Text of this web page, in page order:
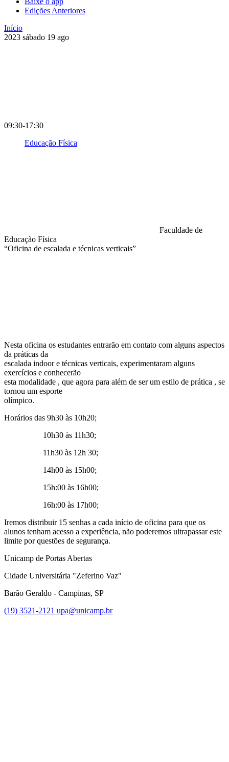
Edições Anteriores
Início
2023 sábado 19 ago
09:30-17:30
Educação Física
Faculdade de
Educação Física
“Oficina de escalada e técnicas verticais”
Nesta oficina os estudantes entrarão em contato com alguns aspectos
da práticas da
escalada indoor e técnicas verticais, experimentaram alguns
exercícios e conhecerão
esta modalidade , que agora para além de ser um estilo de prática , se
tornou um esporte
olímpico.
Horários das 9h30 às 10h20;
10h30 às 11h30;
11h30 às 12h 30;
14h00 às 15h00;
15h:00 às 16h00;
16h:00 às 17h00;
Iremos distribuir 15 senhas a cada início de oficina para que os
alunos tenham acesso a experiência, não poderemos ultrapassar este
limite por questões de segurança.
Unicamp de Portas Abertas
Cidade Universitária "Zeferino Vaz"
Barão Geraldo - Campinas, SP
(19) 3521-2121 upa@unicamp.br